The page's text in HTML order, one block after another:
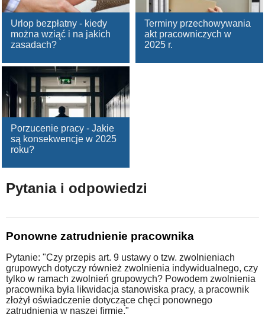
Urlop bezpłatny - kiedy
można wziąć i na jakich
zasadach?
Terminy przechowywania
akt pracowniczych w
2025 r.
Porzucenie pracy - Jakie
są konsekwencje w 2025
roku?
Pytania i odpowiedzi
Ponowne zatrudnienie pracownika
Pytanie: "Czy przepis art. 9 ustawy o tzw. zwolnieniach
grupowych dotyczy również zwolnienia indywidualnego, czy
tylko w ramach zwolnień grupowych? Powodem zwolnienia
pracownika była likwidacja stanowiska pracy, a pracownik
złożył oświadczenie dotyczące chęci ponownego
zatrudnienia w naszej firmie."